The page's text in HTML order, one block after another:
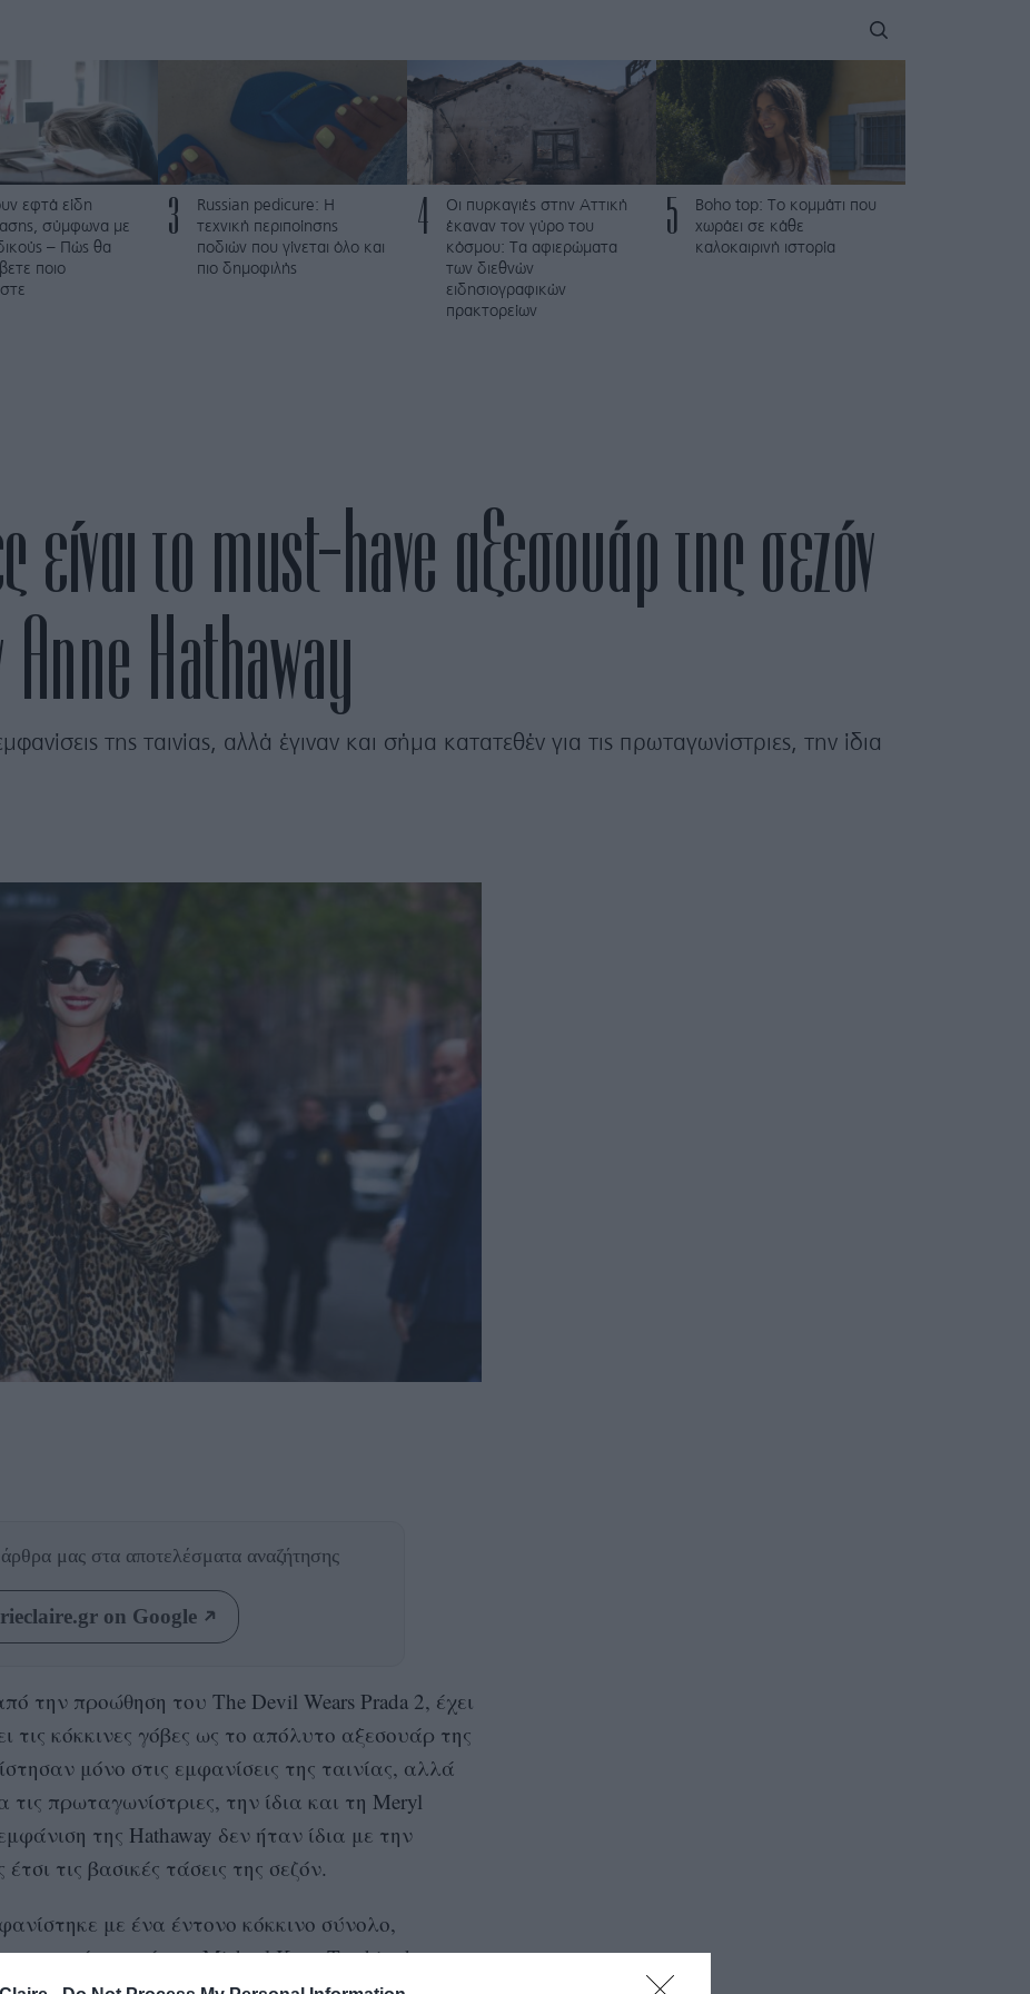
εφτά είδη
σύμφωνα με
– Πώς θα
ποιο
3
Russian pedicure: Η
τεχνική περιποίησης
ποδιών που γίνεται όλο και
πιο δημοφιλής
4
Οι πυρκαγιές στην Αττική
έκαναν τον γύρο του
κόσμου: Τα αφιερώματα
των διεθνών
ειδησιογραφικών
πρακτορείων
5
Boho top: Το κομμάτι που
χωράει σε κάθε
καλοκαιρινή ιστορία
είναι το must-have αξεσουάρ της σεζόν
Hathaway
της ταινίας, αλλά έγιναν και σήμα κατατεθέν για τις πρωταγωνίστριες, την ίδια
μας στα αποτελέσματα αναζήτησης
on Google
την προώθηση του The Devil Wears Prada 2, έχει
τις κόκκινες γόβες ως το απόλυτο αξεσουάρ της
μόνο στις εμφανίσεις της ταινίας, αλλά
πρωταγωνίστριες, την ίδια και τη Meryl
της Hathaway δεν ήταν ίδια με την
τις βασικές τάσεις της σεζόν.
με ένα έντονο κόκκινο σύνολο,
από τον Michael Kors. Το shirt dress